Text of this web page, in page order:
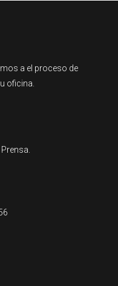
a el proceso de
oficina.